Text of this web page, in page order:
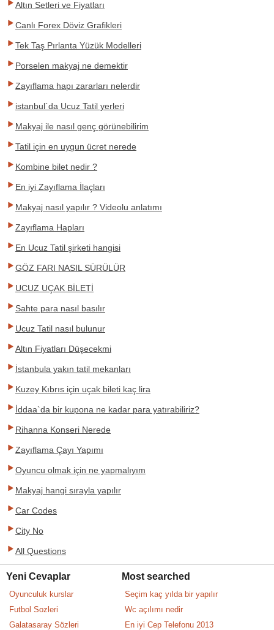
Altın Setleri ve Fiyatları
Canlı Forex Döviz Grafikleri
Tek Taş Pırlanta Yüzük Modelleri
Porselen makyaj ne demektir
Zayıflama hapı zararları nelerdir
istanbul´da Ucuz Tatil yerleri
Makyaj ile nasıl genç görünebilirim
Tatil için en uygun ücret nerede
Kombine bilet nedir ?
En iyi Zayıflama İlaçları
Makyaj nasıl yapılır ? Videolu anlatımı
Zayıflama Hapları
En Ucuz Tatil şirketi hangisi
GÖZ FARI NASIL SÜRÜLÜR
UCUZ UÇAK BİLETİ
Sahte para nasıl basılır
Ucuz Tatil nasıl bulunur
Altın Fiyatları Düşecekmi
İstanbula yakın tatil mekanları
Kuzey Kıbrıs için uçak bileti kaç lira
İddaa`da bir kupona ne kadar para yatırabiliriz?
Rihanna Konseri Nerede
Zayıflama Çayı Yapımı
Oyuncu olmak için ne yapmalıyım
Makyaj hangi sırayla yapılır
Car Codes
City No
All Questions
Yeni Cevaplar
Oyunculuk kurslar
Futbol Sozleri
Galatasaray Sözleri
Most searched
Seçim kaç yılda bir yapılır
Wc açılımı nedir
En iyi Cep Telefonu 2013